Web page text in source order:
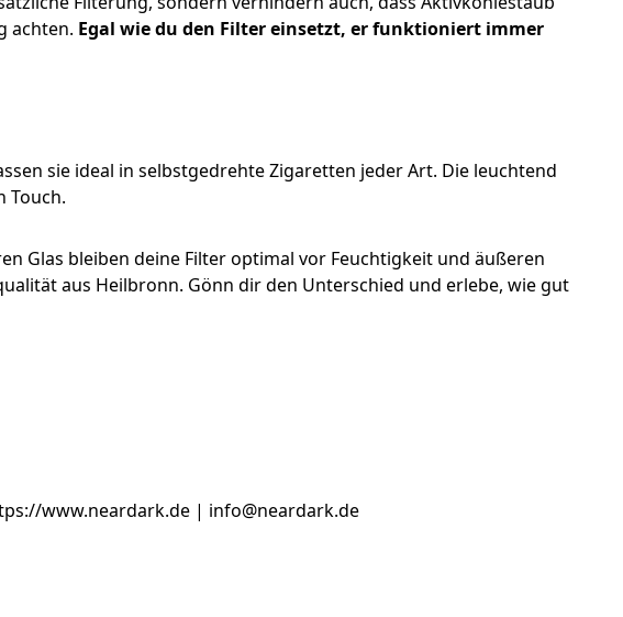
achten. Egal wie du den Filter einsetzt, er funktioniert immer
sie ideal in selbstgedrehte Zigaretten jeder Art. Die leuchtend
Touch.
Glas bleiben deine Filter optimal vor Feuchtigkeit und äußeren
aus Heilbronn. Gönn dir den Unterschied und erlebe, wie gut
www.neardark.de | info@neardark.de